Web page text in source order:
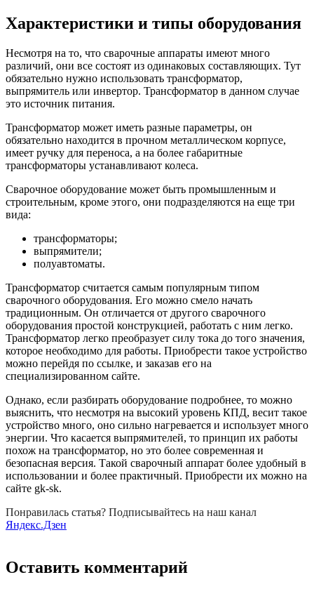
Характеристики и типы оборудования
Несмотря на то, что сварочные аппараты имеют много
различий, они все состоят из одинаковых составляющих. Тут
обязательно нужно использовать трансформатор,
выпрямитель или инвертор. Трансформатор в данном случае
это источник питания.
Трансформатор может иметь разные параметры, он
обязательно находится в прочном металлическом корпусе,
имеет ручку для переноса, а на более габаритные
трансформаторы устанавливают колеса.
Сварочное оборудование может быть промышленным и
строительным, кроме этого, они подразделяются на еще три
вида:
трансформаторы;
выпрямители;
полуавтоматы.
Трансформатор считается самым популярным типом
сварочного оборудования. Его можно смело начать
традиционным. Он отличается от другого сварочного
оборудования простой конструкцией, работать с ним легко.
Трансформатор легко преобразует силу тока до того значения,
которое необходимо для работы. Приобрести такое устройство
можно перейдя по ссылке, и заказав его на
специализированном сайте.
Однако, если разбирать оборудование подробнее, то можно
выяснить, что несмотря на высокий уровень КПД, весит такое
устройство много, оно сильно нагревается и использует много
энергии. Что касается выпрямителей, то принцип их работы
похож на трансформатор, но это более современная и
безопасная версия. Такой сварочный аппарат более удобный в
использовании и более практичный. Приобрести их можно на
сайте gk-sk.
Понравилась статья? Подписывайтесь на наш канал
Яндекс.Дзен
Оставить комментарий